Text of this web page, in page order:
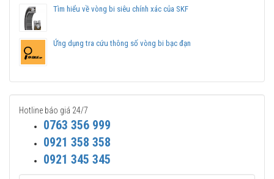
Tìm hiểu về vòng bi siêu chính xác của SKF
Ứng dụng tra cứu thông số vòng bi bạc đạn
Hotline báo giá 24/7
0763 356 999
0921 358 358
0921 345 345